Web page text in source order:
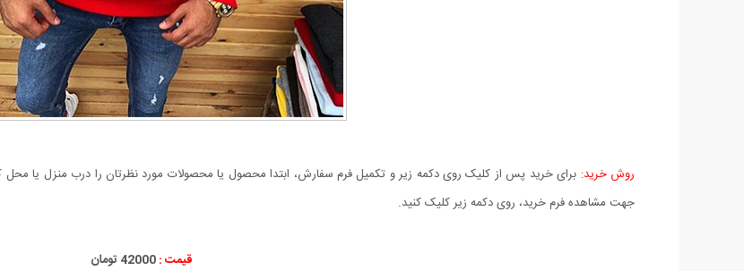
روش خرید: برای خرید پس از کلیک روی دکمه زیر و تکمیل فرم سفارش، ابتدا محصول یا محصولات مورد نظرتان را درب منزل یا محل
جهت مشاهده فرم خرید، روی دکمه زیر کلیک کنید.
قیمت :42000 تومان